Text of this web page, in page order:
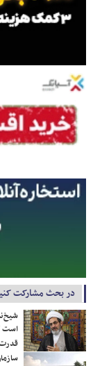
در بحث مشارکت
است